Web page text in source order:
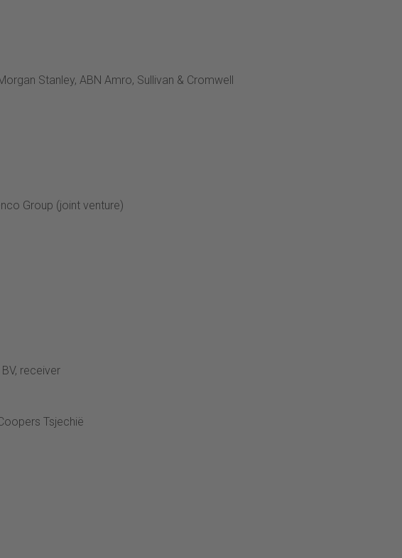
Stanley, ABN Amro, Sullivan & Cromwell
Group (joint venture)
receiver
Tsjechië